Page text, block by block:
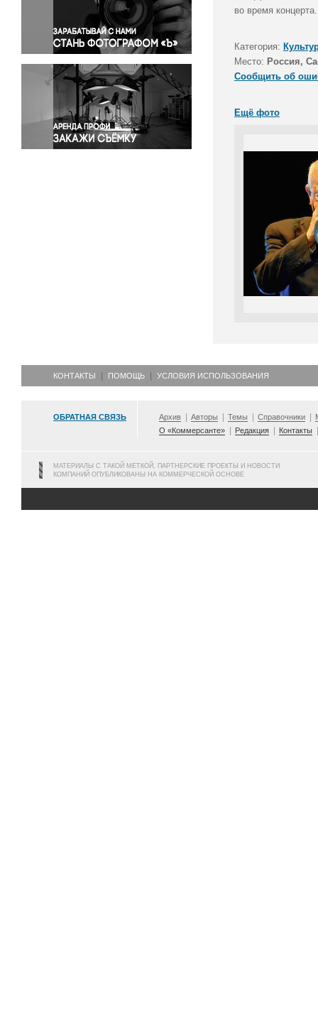
Правосудие
Происшествия и конфликты
Религия
Светская жизнь
Спорт
Экология
Экономика и бизнес
во время концерта.
Категория:
Место: Россия,
Сообщить об
Ещё фото
КОНТАКТЫ ПОМОЩЬ УСЛОВИЯ ИСПОЛЬЗОВАНИЯ
ОБРАТНАЯ СВЯЗЬ Архив Авторы Темы Справочники
О «Коммерсанте»
Редакция Контакты
МАТЕРИАЛЫ С ТАКОЙ МЕТКОЙ, ПАРТНЕРСКИЕ ПРОЕКТЫ И НОВОСТИ
КОМПАНИЙ ОПУБЛИКОВАНЫ НА КОММЕРЧЕСКОЙ ОСНОВЕ